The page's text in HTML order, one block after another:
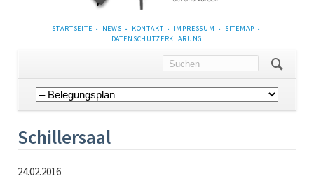
NAVIGATION
STARTSEITE NEWS KONTAKT IMPRESSUM
SITEMAP
DATENSCHUTZERKLÄRUNG
Navigation
überspringen
Schillersaal
24.02.2016